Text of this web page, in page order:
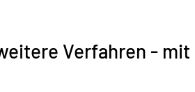
Verfahren - mit